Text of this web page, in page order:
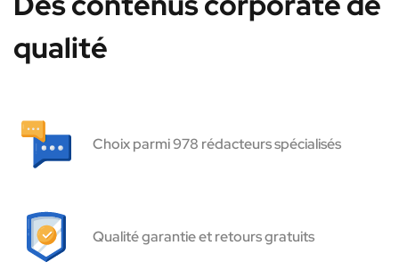
qualité
Choix parmi 978 rédacteurs spécialisés
Qualité garantie et retours gratuits